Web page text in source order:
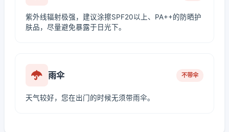
紫外线辐射极强，建议涂擦SPF20以上、PA++的防晒护
肤品，尽量避免暴露于日光下。
雨伞 不带伞
天气较好，您在出门的时候无须带雨伞。